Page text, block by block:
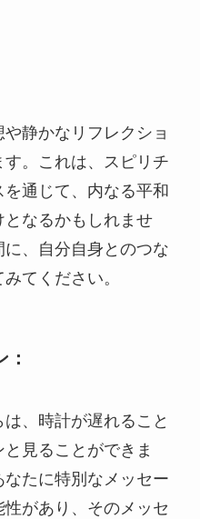
静かなリフレクショ
。これは、スピリチ
通じて、内なる平和
となるかもしれませ
、自分自身とのつな
てください。
、時計が遅れること
見ることができま
たに特別なメッセー
があり、そのメッセ